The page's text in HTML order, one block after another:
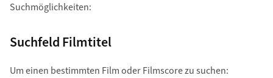
Suchmöglichkeiten:
Suchfeld Filmtitel
Um einen bestimmten Film oder Filmscore zu suchen: